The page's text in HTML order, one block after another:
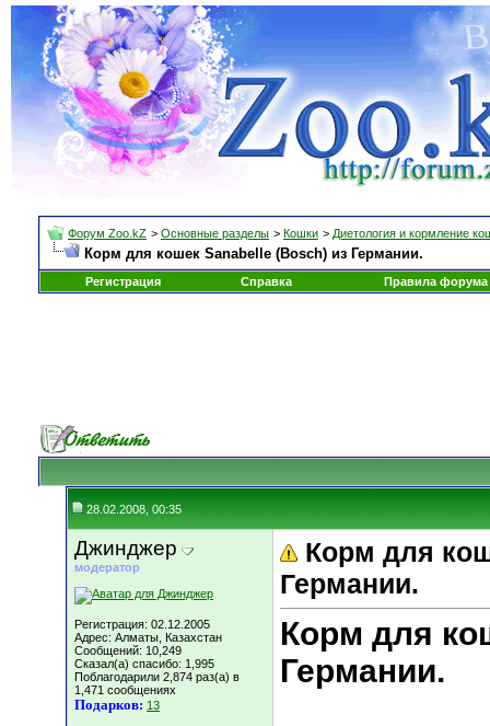
Форум Zoo.kZ > Основные разделы > Кошки > Диетология и кормление
Корм для кошек Sanabelle (Bosch) из Германии.
Регистрация Справка Правила форума
28.02.2008, 00:35
Джинджер
модератор
Регистрация: 02.12.2005
Адрес: Алматы, Казахстан
Сообщений: 10,249
Сказал(а) спасибо: 1,995
Поблагодарили 2,874 раз(а) в
1,471 сообщениях
Подарков: 13
Корм для
Германии.
Корм для
Германии.